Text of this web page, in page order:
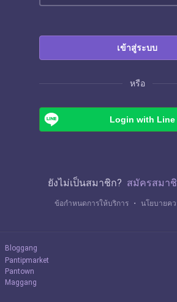
เข้าสู่ระบบ
หรือ
Login with Line
ยังไม่เป็นสมาชิก? สมัครสมา
ข้อกำหนดการให้บริการ ・ นโยบายค
Bloggang
Pantipmarket
Pantown
Maggang